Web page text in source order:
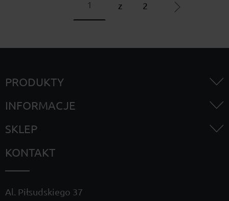
z 2
PRODUKTY
INFORMACJE
SKLEP
KONTAKT
Al. Piłsudskiego 37